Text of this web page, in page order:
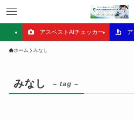
アスベストAIチェッカー ア
ホーム みなし
みなし – tag –